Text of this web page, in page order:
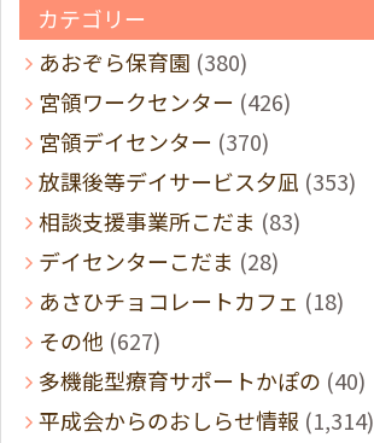
カテゴリー
あおぞら保育園 (380)
宮領ワークセンター (426)
宮領デイセンター (370)
放課後等デイサービス夕凪 (353)
相談支援事業所こだま (83)
デイセンターこだま (28)
あさひチョコレートカフェ (18)
その他 (627)
多機能型療育サポートかぽの (40)
平成会からのおしらせ情報 (1,314)